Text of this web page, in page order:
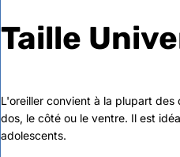
Taille
L'oreiller convient à la plupart
dos, le côté ou le ventre. Il est
adolescents.